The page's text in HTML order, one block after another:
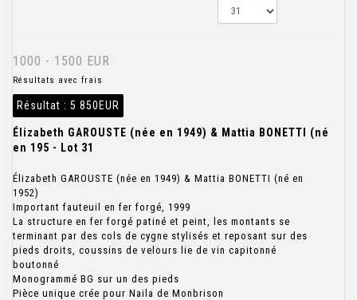
1000 - 1500 EUR
Résultats avec frais
Résultat : 5 850EUR
Élizabeth GAROUSTE (née en 1949) & Mattia BONETTI (né
en 195 - Lot 31
Élizabeth GAROUSTE (née en 1949) & Mattia BONETTI (né en
1952)
Important fauteuil en fer forgé, 1999
La structure en fer forgé patiné et peint, les montants se
terminant par des cols de cygne stylisés et reposant sur des
pieds droits, coussins de velours lie de vin capitonné
boutonné
Monogrammé BG sur un des pieds
Pièce unique crée pour Naila de Monbrison